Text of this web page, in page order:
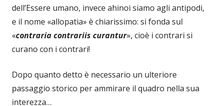
dell’Essere umano, invece ahinoi siamo agli antipodi,
e il nome «allopatia» è chiarissimo: si fonda sul
«contraria contrariis curantur», cioè i contrari si
curano con i contrari!
Dopo quanto detto è necessario un ulteriore
passaggio storico per ammirare il quadro nella sua
interezza…